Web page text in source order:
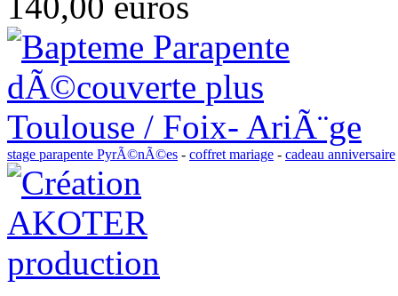
stage parapente PyrÃ©nÃ©es - coffret mariage - cadeau anniversaire